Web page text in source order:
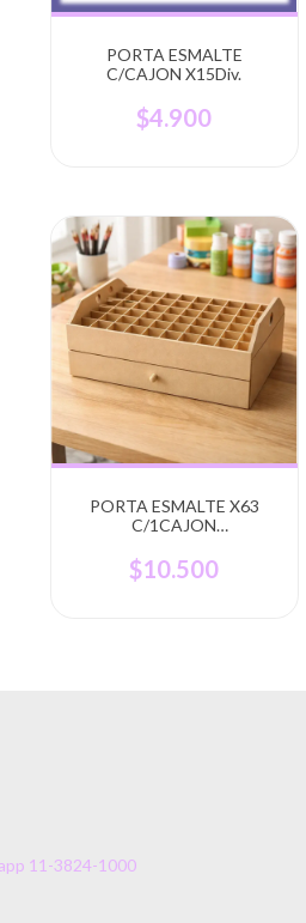
PORTA ESMALTE
C/CAJON X15Div.
$4.900
PORTA ESMALTE X63
C/1CAJON
FABRICANTES
$10.500
11-3824-1000